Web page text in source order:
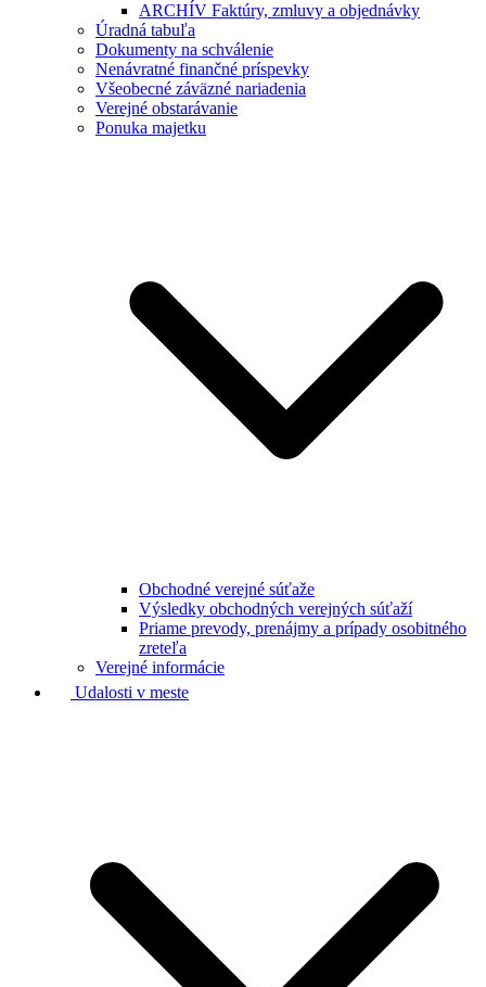
ARCHÍV Faktúry, zmluvy a objednávky
Úradná tabuľa
Dokumenty na schválenie
Nenávratné finančné príspevky
Všeobecné záväzné nariadenia
Verejné obstarávanie
Ponuka majetku
Obchodné verejné súťaže
Výsledky obchodných verejných súťaží
Priame prevody, prenájmy a prípady osobitného
zreteľa
Verejné informácie
Udalosti v meste